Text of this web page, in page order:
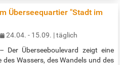
werden, um den Familien die
zu können. Über 1.000
Überseequartier "Stadt im
24.04. - 15.09. | täglich
Der Überseeboulevard zeigt eine
des Wassers, des Wandels und des